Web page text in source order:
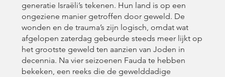
generatie Israëli’s tekenen. Hun land is op een
ongeziene manier getroffen door geweld. De
wonden en de trauma’s zijn logisch, omdat wat
afgelopen zaterdag gebeurde steeds meer lijkt op
het grootste geweld ten aanzien van Joden in
decennia. Na vier seizoenen Fauda te hebben
bekeken, een reeks die de gewelddadige